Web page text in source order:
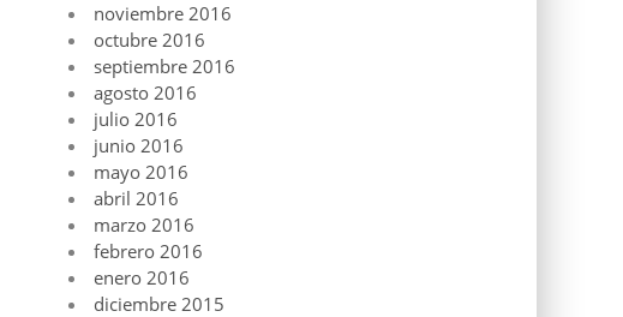
noviembre 2016
octubre 2016
septiembre 2016
agosto 2016
julio 2016
junio 2016
mayo 2016
abril 2016
marzo 2016
febrero 2016
enero 2016
diciembre 2015